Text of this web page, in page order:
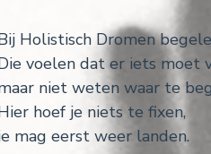
Holistisch Dromen
voelen dat er iets moet
niet weten waar te
hoef je niets te fixen,
mag eerst weer landen.